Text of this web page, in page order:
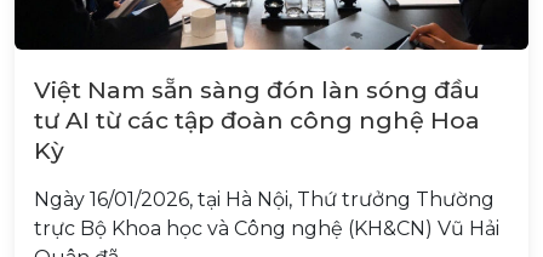
Việt Nam sẵn sàng đón làn sóng đầu
tư AI từ các tập đoàn công nghệ Hoa
Kỳ
Ngày 16/01/2026, tại Hà Nội, Thứ trưởng Thường
trực Bộ Khoa học và Công nghệ (KH&CN) Vũ Hải